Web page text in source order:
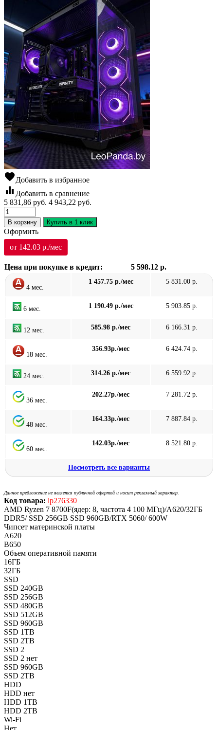
favoriteДобавить в избранное
equalizer Добавить в сравнение
5 831,86 руб. 4 943,22 руб.
В корзину Купить в 1 клик
Оформить
от 142.03 р./мес
Цена при покупке в кредит: 5 598.12 р.
4 мес.
1 457.75 р./мес 5 831.00 р.
6 мес. 1 190.49 р./мес 5 903.85 р.
12 мес. 585.98 р./мес 6 166.31 р.
18 мес.
356.93р./мес 6 424.74 р.
24 мес. 314.26 р./мес 6 559.92 р.
36 мес.
202.27р./мес 7 281.72 р.
48 мес.
164.33р./мес 7 887.84 р.
60 мес.
142.03р./мес 8 521.80 р.
Посмотреть все варианты
Данное предложение не является публичной офертой и носит рекламный характер.
Код товара: lp276330
AMD Ryzen 7 8700F(ядер: 8, частота 4 100 МГц)/A620/32ГБ
DDR5/ SSD 256GB SSD 960GB/RTX 5060/ 600W
Чипсет материнской платы
A620
B650
Объем оперативной памяти
16ГБ
32ГБ
SSD
SSD 240GB
SSD 256GB
SSD 480GB
SSD 512GB
SSD 960GB
SSD 1TB
SSD 2TB
SSD 2
SSD 2 нет
SSD 960GB
SSD 2TB
HDD
HDD нет
HDD 1TB
HDD 2TB
Wi-Fi
Нет